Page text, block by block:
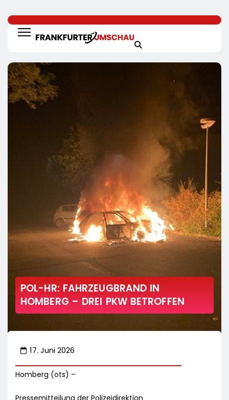
POL-HR: FAHRZEUGBRAND IN
HOMBERG – DREI PKW BETROFFEN
17. Juni 2026
Homberg (ots) –